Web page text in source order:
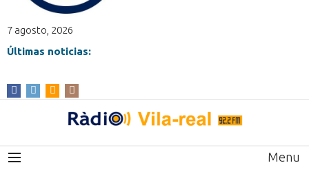
7 agosto, 2026
Últimas noticias:
Menu